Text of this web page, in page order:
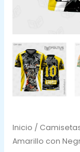
Inicio /
Amarillo con